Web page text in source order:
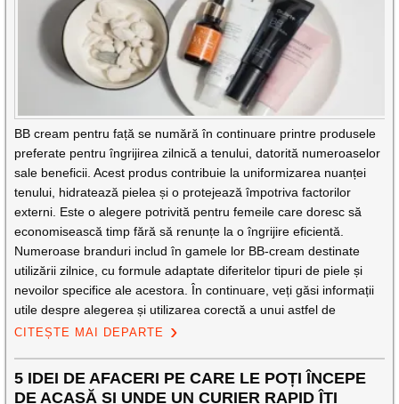
BB cream pentru față se numără în continuare printre produsele
preferate pentru îngrijirea zilnică a tenului, datorită numeroaselor
sale beneficii. Acest produs contribuie la uniformizarea nuanței
tenului, hidratează pielea și o protejează împotriva factorilor
externi. Este o alegere potrivită pentru femeile care doresc să
economisească timp fără să renunțe la o îngrijire eficientă.
Numeroase branduri includ în gamele lor BB-cream destinate
utilizării zilnice, cu formule adaptate diferitelor tipuri de piele și
nevoilor specifice ale acestora. În continuare, veți găsi informații
utile despre alegerea și utilizarea corectă a unui astfel de
CITEȘTE MAI DEPARTE
5 IDEI DE AFACERI PE CARE LE POȚI ÎNCEPE
DE ACASĂ ȘI UNDE UN CURIER RAPID ÎȚI